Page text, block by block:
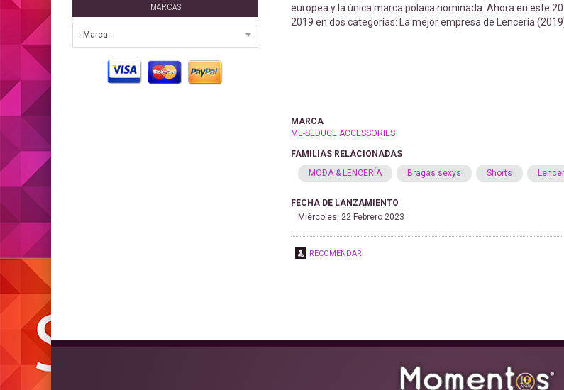
MARCAS
europea y la única marca polaca nominada. Ahora en este
2019 en dos categorías: La mejor empresa de Lencería
MARCA
ME-SEDUCE ACCESSORIES
FAMILIAS RELACIONADAS
MODA & LENCERÍA
Bragas sexys Shorts
FECHA DE LANZAMIENTO
Miércoles, 22 Febrero 2023
RECOMENDAR